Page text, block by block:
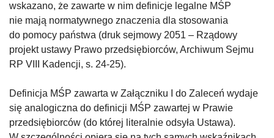
wskazano, że zawarte w nim definicje legalne MŚP
nie mają normatywnego znaczenia dla stosowania
do pomocy państwa (druk sejmowy 2051 – Rządowy
projekt ustawy Prawo przedsiębiorców, Archiwum Sejmu
RP VIII Kadencji, s. 24-25).
Definicja MŚP zawarta w Załączniku I do Zaleceń wydaje
się analogiczna do definicji MŚP zawartej w Prawie
przedsiębiorców (do której literalnie odsyła Ustawa).